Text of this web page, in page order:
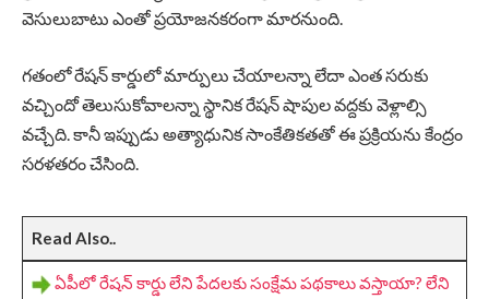
వెసులుబాటు ఎంతో ప్రయోజనకరంగా మారనుంది.
గతంలో రేషన్ కార్డులో మార్పులు చేయాలన్నా లేదా ఎంత సరుకు
వచ్చిందో తెలుసుకోవాలన్నా స్థానిక రేషన్ షాపుల వద్దకు వెళ్లాల్సి
వచ్చేది. కానీ ఇప్పుడు అత్యాధునిక సాంకేతికతతో ఈ ప్రక్రియను కేంద్రం
సరళతరం చేసింది.
Read Also..
ఏపీలో రేషన్ కార్డు లేని పేదలకు సంక్షేమ పథకాలు వస్తాయా? లేని